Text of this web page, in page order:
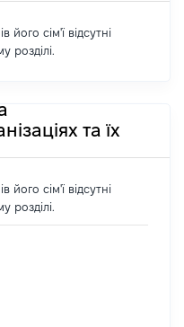
його сім'ї відсутні
розділі.
та їх
його сім'ї відсутні
розділі.